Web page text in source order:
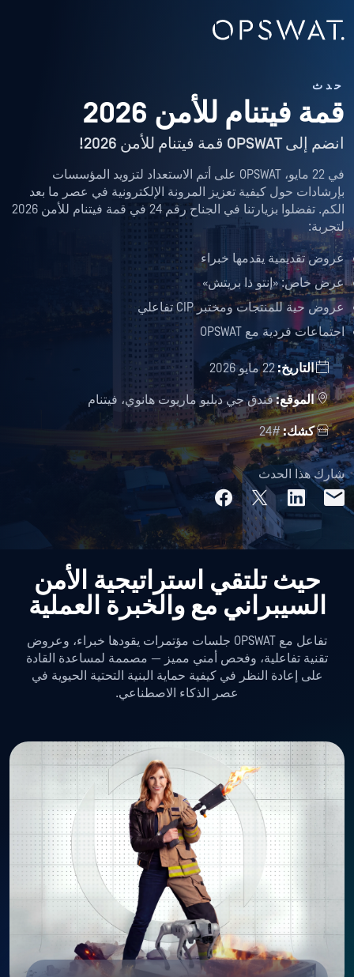
حدث
قمة فيتنام للأمن 2026
انضم إلى OPSWAT قمة فيتنام للأمن 2026!
في 22 مايو، OPSWAT على أتم الاستعداد لتزويد المؤسسات
بإرشادات حول كيفية تعزيز المرونة الإلكترونية في عصر ما بعد
الكم. تفضلوا بزيارتنا في الجناح رقم 24 في قمة فيتنام للأمن 2026
لتجربة:
عروض تقديمية يقدمها خبراء
عرض خاص: «إنتو ذا بريتش»
عروض حية للمنتجات ومختبر CIP تفاعلي
اجتماعات فردية مع OPSWAT
التاريخ:22 مايو 2026
الموقع:فندق جي دبليو ماريوت هانوي، فيتنام
كشك:#24
شارك هذا الحدث
حيث تلتقي استراتيجية الأمن
السيبراني معوالخبرة العملية
تفاعل مع OPSWAT جلسات مؤتمرات يقودها خبراء، وعروض
تقنية تفاعلية، وفحص أمني مميز — مصممة لمساعدة القادة
على إعادة النظر في كيفية حماية البنية التحتية الحيوية في
عصر الذكاء الاصطناعي.